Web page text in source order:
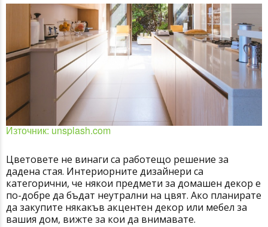
Източник: unsplash.com
Цветовете не винаги са работещо решение за
дадена стая. Интериорните дизайнери са
категорични, че някои предмети за домашен декор е
по-добре да бъдат неутрални на цвят. Ако планирате
да закупите някакъв акцентен декор или мебел за
вашия дом, вижте за кои да внимавате.